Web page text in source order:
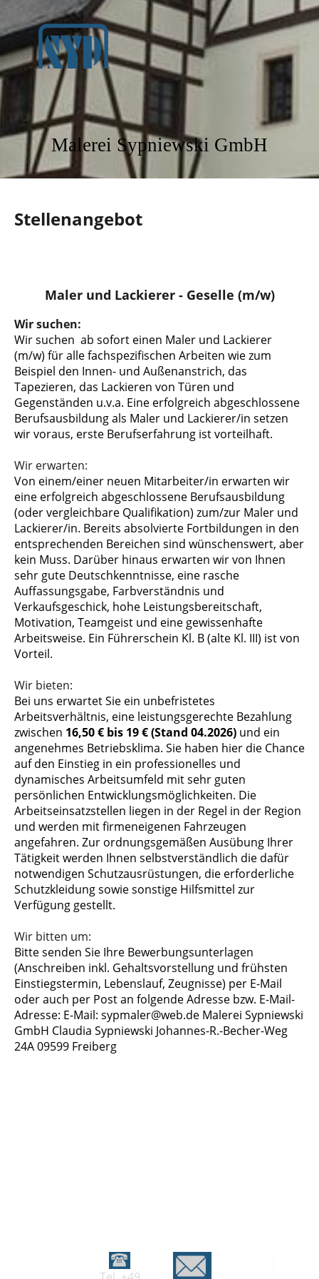
Malerei Sypniewski GmbH
Stellenangebot
Maler und Lackierer - Geselle (m/w)
Wir suchen:
Wir suchen ab sofort einen Maler und Lackierer
(m/w) für alle fachspezifischen Arbeiten wie zum
Beispiel den Innen- und Außenanstrich, das
Tapezieren, das Lackieren von Türen und
Gegenständen u.v.a. Eine erfolgreich abgeschlossene
Berufsausbildung als Maler und Lackierer/in setzen
wir voraus, erste Berufserfahrung ist vorteilhaft.
Wir erwarten:
Von einem/einer neuen Mitarbeiter/in erwarten wir
eine erfolgreich abgeschlossene Berufsausbildung
(oder vergleichbare Qualifikation) zum/zur Maler und
Lackierer/in. Bereits absolvierte Fortbildungen in den
entsprechenden Bereichen sind wünschenswert, aber
kein Muss. Darüber hinaus erwarten wir von Ihnen
sehr gute Deutschkenntnisse, eine rasche
Auffassungsgabe, Farbverständnis und
Verkaufsgeschick, hohe Leistungsbereitschaft,
Motivation, Teamgeist und eine gewissenhafte
Arbeitsweise. Ein Führerschein Kl. B (alte Kl. III) ist von
Vorteil.
Wir bieten:
Bei uns erwartet Sie ein unbefristetes
Arbeitsverhältnis, eine leistungsgerechte Bezahlung
zwischen 16,50 € bis 19 € (Stand 04.2026) und ein
angenehmes Betriebsklima. Sie haben hier die Chance
auf den Einstieg in ein professionelles und
dynamisches Arbeitsumfeld mit sehr guten
persönlichen Entwicklungsmöglichkeiten. Die
Arbeitseinsatzstellen liegen in der Regel in der Region
und werden mit firmeneigenen Fahrzeugen
angefahren. Zur ordnungsgemäßen Ausübung Ihrer
Tätigkeit werden Ihnen selbstverständlich die dafür
notwendigen Schutzausrüstungen, die erforderliche
Schutzkleidung sowie sonstige Hilfsmittel zur
Verfügung gestellt.
Wir bitten um:
Bitte senden Sie Ihre Bewerbungsunterlagen
(Anschreiben inkl. Gehaltsvorstellung und frühsten
Einstiegstermin, Lebenslauf, Zeugnisse) per E-Mail
oder auch per Post an folgende Adresse bzw. E-Mail-
Adresse: E-Mail: sypmaler@web.de Malerei Sypniewski
GmbH Claudia Sypniewski Johannes-R.-Becher-Weg
24A 09599 Freiberg